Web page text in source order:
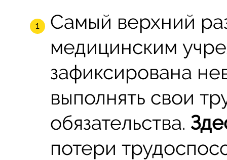
Самый верхний
медицинским
зафиксирована
выполнять свои
обязательства.
потери